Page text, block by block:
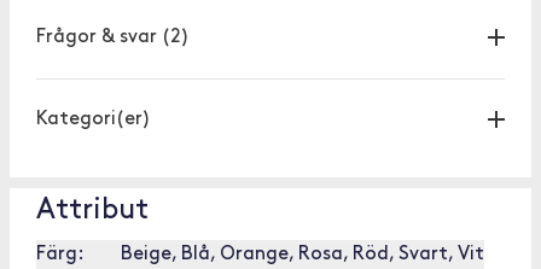
Frågor & svar (2)
Kategori(er)
Attribut
Färg:
Beige, Blå, Orange, Rosa, Röd, Svart, Vit